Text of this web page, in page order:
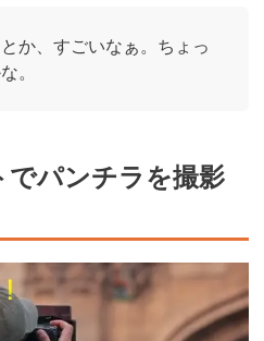
か、すごいなぁ。ちょっ
。
パンチラを撮影